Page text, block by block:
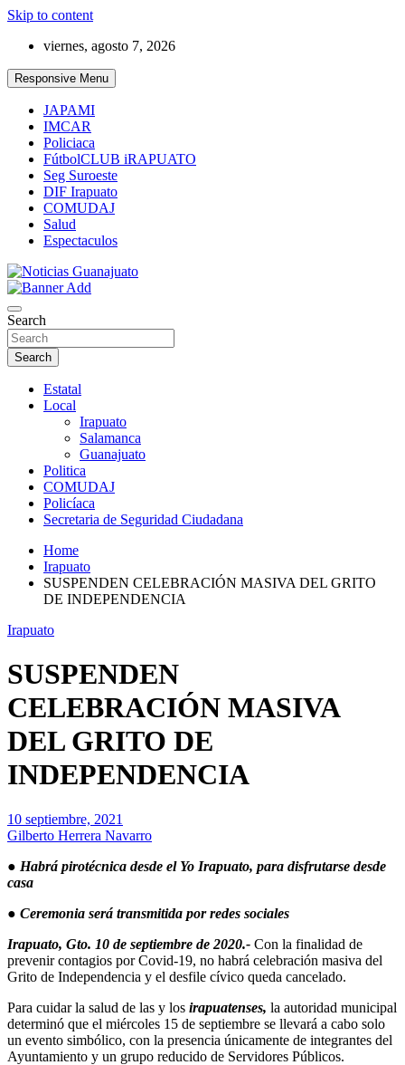
Skip to content
viernes, agosto 7, 2026
Responsive Menu
JAPAMI
IMCAR
Policiaca
FútbolCLUB iRAPUATO
Seg Suroeste
DIF Irapuato
COMUDAJ
Salud
Espectaculos
Noticias Guanajuato
Search
Search
Estatal
Local
Irapuato
Salamanca
Guanajuato
Politica
COMUDAJ
Policíaca
Secretaria de Seguridad Ciudadana
Home
Irapuato
SUSPENDEN CELEBRACIÓN MASIVA DEL GRITO
DE INDEPENDENCIA
Irapuato
SUSPENDEN
CELEBRACIÓN MASIVA
DEL GRITO DE
INDEPENDENCIA
10 septiembre, 2021
Gilberto Herrera Navarro
● Habrá pirotécnica desde el Yo Irapuato, para disfrutarse desde
casa
● Ceremonia será transmitida por redes sociales
Irapuato, Gto. 10 de septiembre de 2020.- Con la finalidad de
prevenir contagios por Covid-19, no habrá celebración masiva del
Grito de Independencia y el desfile cívico queda cancelado.
Para cuidar la salud de las y los irapuatenses, la autoridad municipal
determinó que el miércoles 15 de septiembre se llevará a cabo solo
un evento simbólico, con la presencia únicamente de integrantes del
Ayuntamiento y un grupo reducido de Servidores Públicos.